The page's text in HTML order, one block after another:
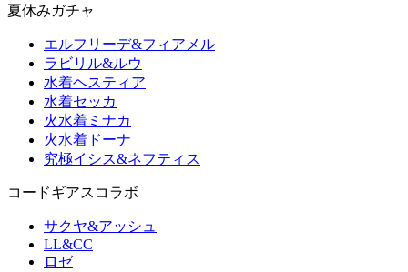
夏休みガチャ
エルフリーデ&フィアメル
ラビリル&ルウ
水着ヘスティア
水着セッカ
火水着ミナカ
火水着ドーナ
究極イシス&ネフティス
コードギアスコラボ
サクヤ&アッシュ
LL&CC
ロゼ